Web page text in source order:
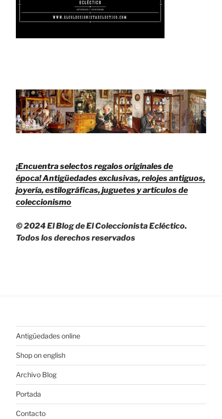
¡Encuentra selectos regalos originales de
época!Antigüedades exclusivas, relojes antiguos,
joyería, estilográficas, juguetes y artículos de
coleccionismo
© 2024 El Blog de El Coleccionista Ecléctico.
Todos los derechos reservados
Antigüedades online
Shop on english
Archivo Blog
Portada
Contacto